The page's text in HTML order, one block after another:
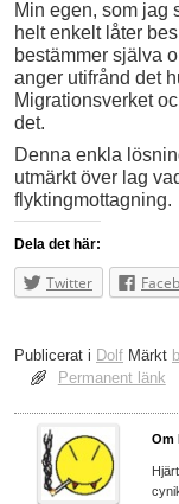
Min egen, som jag
helt enkelt låter
bestämmer själva
anger utifrånd det
Migrationsverket
det.
Denna enkla
utmärkt över lag
flyktingmottagning.
Dela det här:
Twitter
Publicerat i Dolf Märkt
Permanent länk
Om